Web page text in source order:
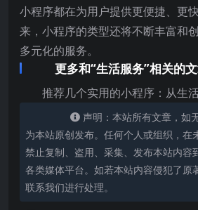
小程序都在为用户提供更便捷、更
来，小程序的类型还将不断丰富和
多元化的服务。
更多和“生活服务”相关的
推荐几个实用的小程序：从生
声明：本站所有文章，如
为本站原创发布。任何个人或组织，在
禁止复制、盗用、采集、发布本站内容
各类媒体平台。如若本站内容侵犯了原
联系我们进行处理。